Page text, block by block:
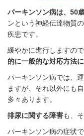
パーキンソン病は、 50
ンという神経伝達物質
疾患です。
緩やかに進行しますので
的に一般的な対応方法
パーキンソン病では、
ますが、それ以外にも
多々あります。
排尿に関する障害も、
パーキンソン病の症状